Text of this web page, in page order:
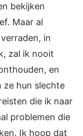
bekijken
Maar al
in
zal ik nooit
en
ze hun slechte
die ik naar
problemen die
Ik hoop dat